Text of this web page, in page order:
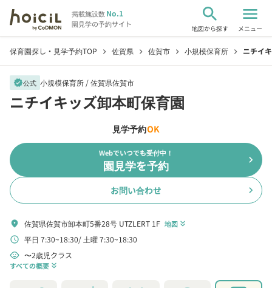
掲載施設数No.1
園見学の予約サイト
search
地図から探す
menu
メニュー
保育園探し・見学予約TOP chevron_right 佐賀県 chevron_right 佐賀市 chevron_right 小規模保育所 chevron_right ニチイ
verified公式 小規模保育所 /佐賀県佐賀市
ニチイキッズ卸本町保育園
見学予約OK
Webでいつでも受付中！
園見学を予約 chevron_right
お問い合わせ chevron_right
location_on 佐賀県佐賀市卸本町5番28号 UTZLERT 1F 地図 keyboard_double_arrow_down
schedule 平日 7:30~18:30 土曜 7:30~18:30
child_care 〜2歳児クラス
すべての概要 keyboard_double_arrow_down